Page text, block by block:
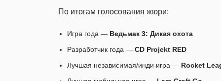
По итогам голосования жюри:
Игра года — Ведьмак 3: Дикая охота
Разработчик года — CD Projekt RED
Лучшая независимая/инди игра — Rocket